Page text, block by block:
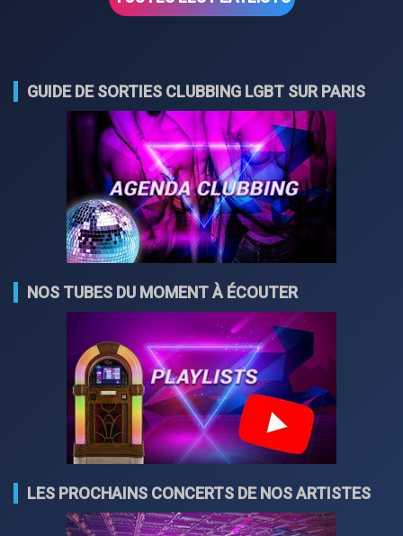
GUIDE DE SORTIES CLUBBING LGBT SUR PARIS
NOS TUBES DU MOMENT À ÉCOUTER
LES PROCHAINS CONCERTS DE NOS ARTISTES